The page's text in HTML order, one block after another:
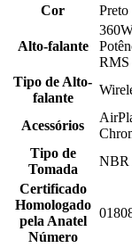
Cor Preto
Alto-falante
RMS
Tipo de Alto-
falante
Acessórios
Tipo de
Tomada
NBR
Certificado
Homologado
pela Anatel
Número